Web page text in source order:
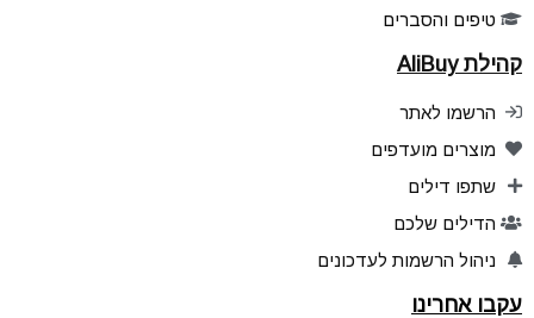
טיפים והסברים
קהילת AliBuy
הרשמו לאתר
מוצרים מועדפים
שתפו דילים
הדילים שלכם
ניהול הרשמות לעדכונים
עקבו אחרינו